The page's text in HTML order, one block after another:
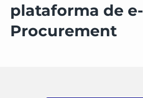
plataforma de e-
Procurement